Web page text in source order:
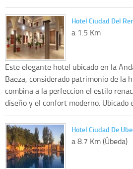
Hotel Ciudad Del
a 1.5 Km
Este elegante hotel ubicado en la
Baeza, considerado patrimonio de la
combina a la perfeccion el estilo
diseño y el confort moderno. Ubicado
Hotel Ciudad De
a 8.7 Km (Úbeda)